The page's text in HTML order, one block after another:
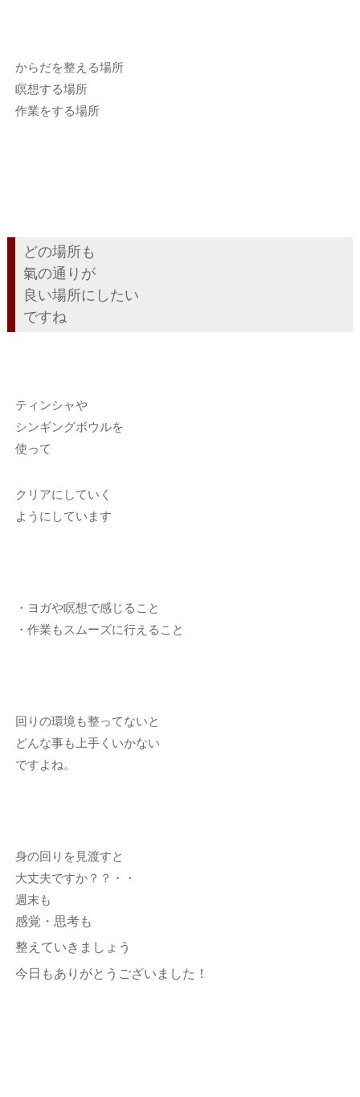
からだを整える場所
瞑想する場所
作業をする場所
どの場所も
氣の通りが
良い場所にしたい
ですね
ティンシャや
シンギングボウルを
使って
クリアにしていく
ようにしています
・ヨガや瞑想で感じること
・作業もスムーズに行えること
回りの環境も整ってないと
どんな事も上手くいかない
ですよね。
身の回りを見渡すと
大丈夫ですか？？・・
週末も
感覚・思考も
整えていきましょう
今日もありがとうございました！